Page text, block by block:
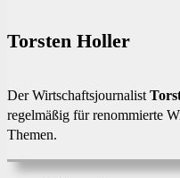
Torsten Holler
Der Wirtschaftsjournalist
regelmäßig für renommierte
Themen.